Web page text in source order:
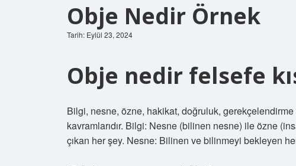
Obje Nedir Örnek
Tarih: Eylül 23, 2024
Obje nedir felsefe
Bilgi, nesne, özne, hakikat, doğruluk,
kavramlarıdır. Bilgi: Nesne (bilinen nesne) ile özne
çıkan her şey. Nesne: Bilinen ve bilinmeyi bekleyen